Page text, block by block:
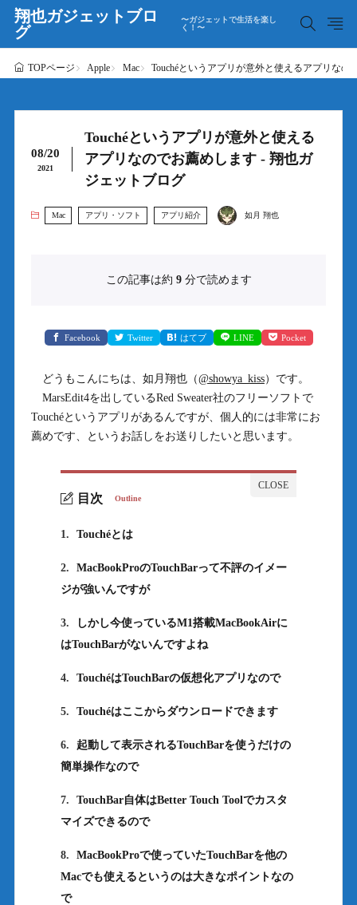
翔也ガジェットブロ
グ
〜ガジェットで生活を楽し
く！〜
TOPページ Apple Mac Touchéというアプリが意外と使えるアプリな
08/20
2021
Touchéというアプリが意外と使える
アプリなのでお薦めします - 翔也ガ
ジェットブログ
Mac アプリ・ソフト アプリ紹介 如月 翔也
この記事は約 9分で読めます
Facebook Twitter はてブ LINE Pocket
どうもこんにちは、如月翔也（@showya_kiss）です。
MarsEdit4を出しているRed Sweater社のフリーソフトで
Touchéというアプリがあるんですが、個人的には非常にお
薦めです、というお話しをお送りしたいと思います。
目次 Outline
1. Touchéとは
2.
MacBookProのTouchBarって不評のイメー
ジが強いんですが
3.
しかし今使っているM1搭載MacBookAirに
はTouchBarがないんですよね
4. TouchéはTouchBarの仮想化アプリなので
5. Touchéはここからダウンロードできます
6.
起動して表示されるTouchBarを使うだけの
簡単操作なので
7.
TouchBar自体はBetter Touch Toolでカスタ
マイズできるので
8.
MacBookProで使っていたTouchBarを他の
Macでも使えるというのは大きなポイントなの
で